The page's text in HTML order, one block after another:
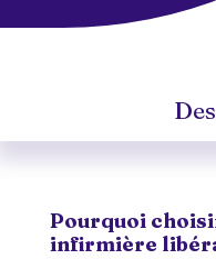
Pourquoi
infirmière